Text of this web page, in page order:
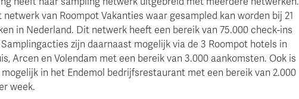
van Roompot Vakanties waar gesampled kan worden bij 21
in Nederland. Dit netwerk heeft een bereik van 75.000 check-ins
Samplingacties zijn daarnaast mogelijk via de 3 Roompot hotels in
Arcen en Volendam met een bereik van 3.000 aankomsten. Ook is
in het Endemol bedrijfsrestaurant met een bereik van 2.000
week.